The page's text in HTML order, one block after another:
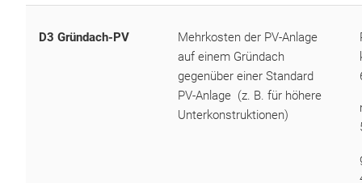
D3 Gründach-PV
Mehrkosten der PV-Anlage
auf einem Gründach
gegenüber einer Standard
PV-Anlage (z. B. für höhere
Unterkonstruktionen)